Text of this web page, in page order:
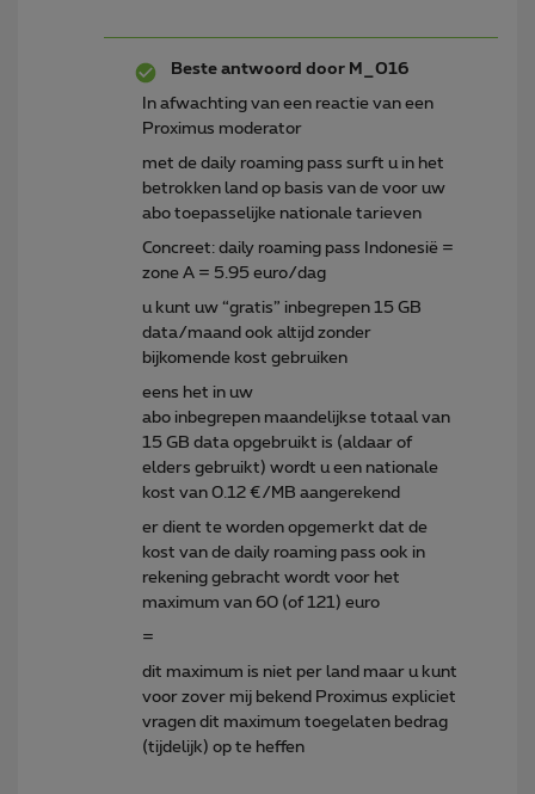
Beste antwoord door M_016
In afwachting van een reactie van een
Proximus moderator
met de daily roaming pass surft u in het
betrokken land op basis van de voor uw
abo toepasselijke nationale tarieven
Concreet: daily roaming pass Indonesië =
zone A = 5.95 euro/dag
u kunt uw “gratis” inbegrepen 15 GB
data/maand ook altijd zonder
bijkomende kost gebruiken
eens het in uw
abo inbegrepen maandelijkse totaal van
15 GB data opgebruikt is (aldaar of
elders gebruikt) wordt u een nationale
kost van 0.12 €/MB aangerekend
er dient te worden opgemerkt dat de
kost van de daily roaming pass ook in
rekening gebracht wordt voor het
maximum van 60 (of 121) euro
=
dit maximum is niet per land maar u kunt
voor zover mij bekend Proximus expliciet
vragen dit maximum toegelaten bedrag
(tijdelijk) op te heffen